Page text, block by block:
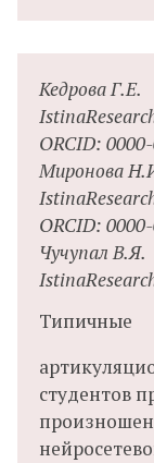
Кедрова Г.Е.
ORCID:
Миронова
ORCID:
Чучупал В.Я.
Типичные
студентов